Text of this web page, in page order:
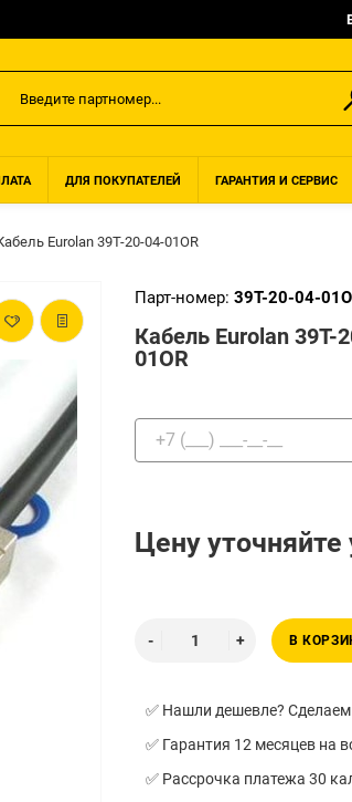
ДЛЯ ПОКУПАТЕЛЕЙ ГАРАНТИЯ И СЕРВИС
Eurolan 39T-20-04-01OR
Парт-номер: 39T-20-04-
Кабель Eurolan 39T-
01OR
Цену
В
✅ Нашли дешевле?
✅ Гарантия 12 месяцев на
✅ Рассрочка платежа 30